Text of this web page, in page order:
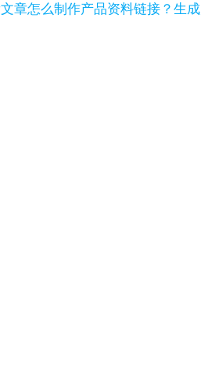
章怎么制作产品资料链接？生